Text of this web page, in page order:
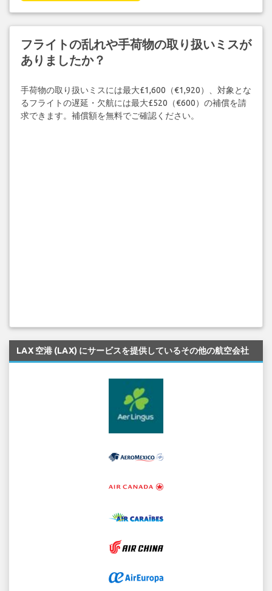
フライトの乱れや手荷物の取り扱いミスが
ありましたか？
手荷物の取り扱いミスには最大£1,600（€1,920）、対象とな
るフライトの遅延・欠航には最大£520（€600）の補償を請
求できます。補償額を無料でご確認ください。
LAX 空港 (LAX) にサービスを提供しているその他の航空会社